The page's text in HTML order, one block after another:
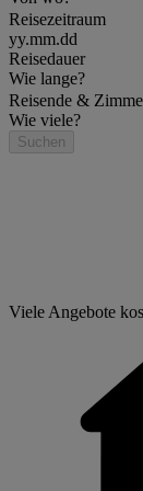
Reisezeitraum
yy.mm.dd
Reisedauer
Wie lange?
Reisende &
Wie viele?
Suchen
Viele Angebote